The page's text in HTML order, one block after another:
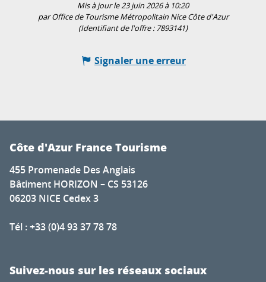
Mis à jour le 23 juin 2026 à 10:20
par Office de Tourisme Métropolitain Nice Côte d'Azur
(Identifiant de l'offre : 7893141)
Signaler une erreur
Côte d'Azur France Tourisme
455 Promenade Des Anglais
Bâtiment HORIZON – CS 53126
06203 NICE Cedex 3
Tél : +33 (0)4 93 37 78 78
Suivez-nous sur les réseaux sociaux